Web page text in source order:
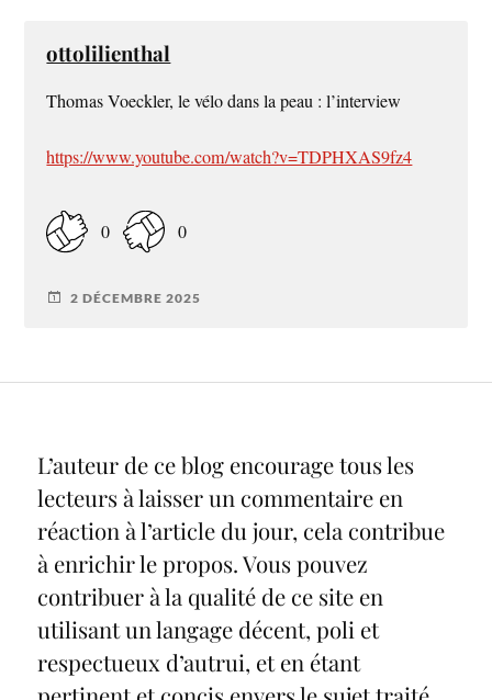
ottolilienthal
Thomas Voeckler, le vélo dans la peau : l’interview
https://www.youtube.com/watch?v=TDPHXAS9fz4
0 0
2 DÉCEMBRE 2025
L’auteur de ce blog encourage tous les
lecteurs à laisser un commentaire en
réaction à l’article du jour, cela contribue
à enrichir le propos. Vous pouvez
contribuer à la qualité de ce site en
utilisant un langage décent, poli et
respectueux d’autrui, et en étant